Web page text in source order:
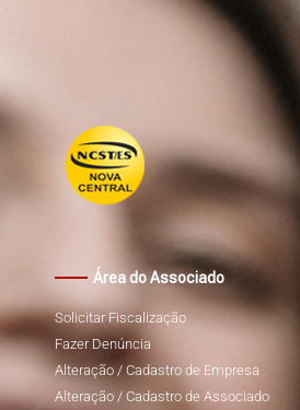
Área do Associado
Solicitar Fiscalização
Fazer Denúncia
Alteração / Cadastro de Empresa
Alteração / Cadastro de Associado